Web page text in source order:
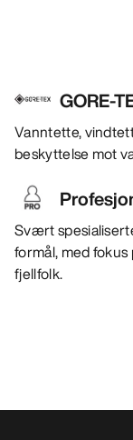
GORE-
Vanntette,
beskyttelse mot
Svært
formål, med
fjellfolk.